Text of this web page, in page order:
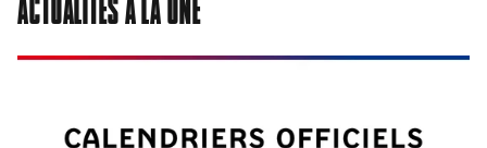
ACTUALITÉS À LA UNE